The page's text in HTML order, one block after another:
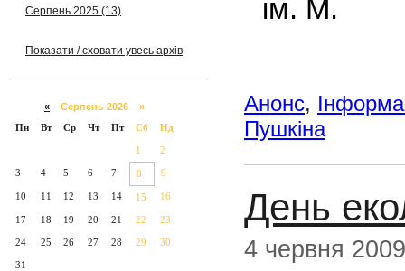
Серпень 2025 (13)
Показати / сховати увесь архів
« Серпень 2026 »
Пн
Вт Ср Чт Пт Сб Нд
1 2
3 4 5 6 7 8 9
10 11 12 13 14 15 16
17 18 19 20 21 22 23
24 25 26 27 28 29 30
31
ім. М.
Анонс,
Пушкіна
День
4 червня 2009